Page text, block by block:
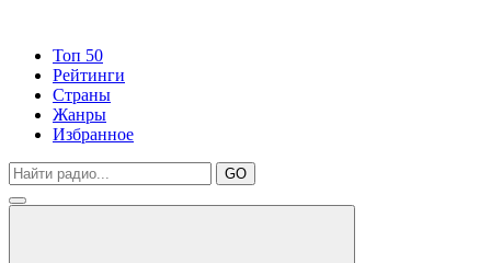
Топ 50
Рейтинги
Страны
Жанры
Избранное
GO